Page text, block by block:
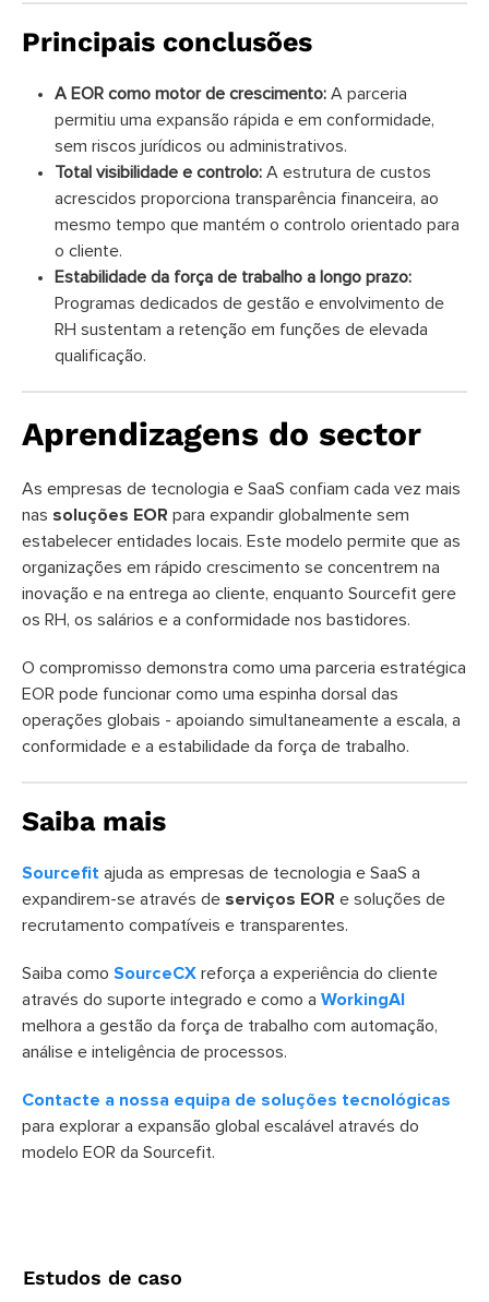
Principais conclusões
A EOR como motor de crescimento: A parceria
permitiu uma expansão rápida e em conformidade,
sem riscos jurídicos ou administrativos.
Total visibilidade e controlo: A estrutura de custos
acrescidos proporciona transparência financeira, ao
mesmo tempo que mantém o controlo orientado para
o cliente.
Estabilidade da força de trabalho a longo prazo:
Programas dedicados de gestão e envolvimento de
RH sustentam a retenção em funções de elevada
qualificação.
Aprendizagens do sector
As empresas de tecnologia e SaaS confiam cada vez mais
nas soluções EOR para expandir globalmente sem
estabelecer entidades locais. Este modelo permite que as
organizações em rápido crescimento se concentrem na
inovação e na entrega ao cliente, enquanto Sourcefit gere
os RH, os salários e a conformidade nos bastidores.
O compromisso demonstra como uma parceria estratégica
EOR pode funcionar como uma espinha dorsal das
operações globais - apoiando simultaneamente a escala, a
conformidade e a estabilidade da força de trabalho.
Saiba mais
Sourcefit ajuda as empresas de tecnologia e SaaS a
expandirem-se através de serviços EOR e soluções de
recrutamento compatíveis e transparentes.
Saiba como SourceCX reforça a experiência do cliente
através do suporte integrado e como a WorkingAI
melhora a gestão da força de trabalho com automação,
análise e inteligência de processos.
Contacte a nossa equipa de soluções tecnológicas
para explorar a expansão global escalável através do
modelo EOR da Sourcefit.
Estudos de caso